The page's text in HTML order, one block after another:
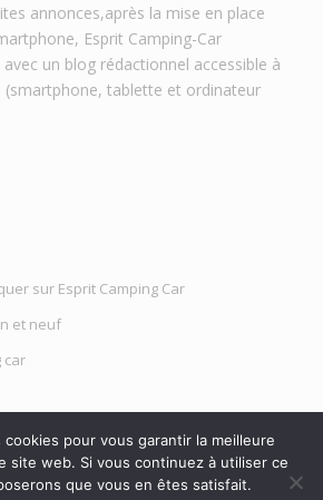
annonces,après la mise en place
Esprit Camping-Car
un blog rédactionnel accessible à
(smartphone, tablette et ordinateur
sur Esprit Camping Car
et neuf
car
pour vous garantir la meilleure
site web. Si vous continuez à utiliser ce
que vous en êtes satisfait.